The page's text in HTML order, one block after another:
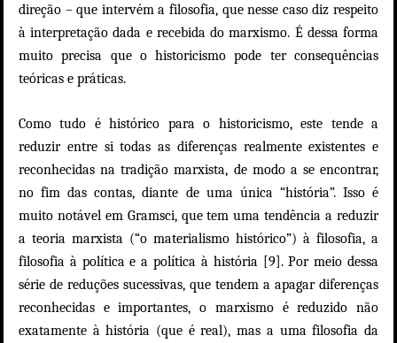
direção – que intervém a filosofia, que nesse caso diz respeito
à interpretação dada e recebida do marxismo. É dessa forma
muito precisa que o historicismo pode ter consequências
teóricas e práticas.
Como tudo é histórico para o historicismo, este tende a
reduzir entre si todas as diferenças realmente existentes e
reconhecidas na tradição marxista, de modo a se encontrar,
no fim das contas, diante de uma única “história”. Isso é
muito notável em Gramsci, que tem uma tendência a reduzir
a teoria marxista (“o materialismo histórico”) à filosofia, a
filosofia à política e a política à história [9]. Por meio dessa
série de reduções sucessivas, que tendem a apagar diferenças
reconhecidas e importantes, o marxismo é reduzido não
exatamente à história (que é real), mas a uma filosofia da